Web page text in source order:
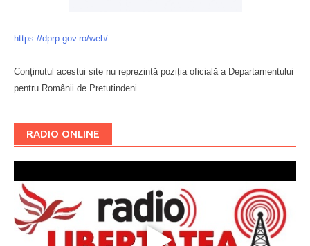
https://dprp.gov.ro/web/
Conținutul acestui site nu reprezintă poziția oficială a Departamentului
pentru Românii de Pretutindeni.
RADIO ONLINE